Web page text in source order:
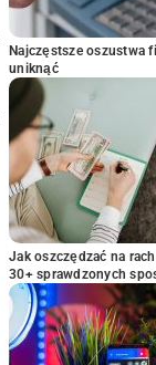
Najczęstsze oszustwa
uniknąć
Jak oszczędzać na
30+ sprawdzonych